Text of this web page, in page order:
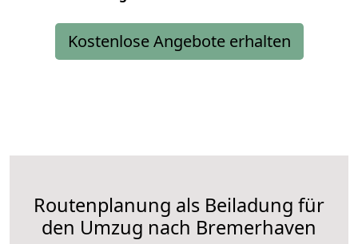
Kostenlose Angebote erhalten
Routenplanung als Beiladung für
den Umzug nach Bremerhaven